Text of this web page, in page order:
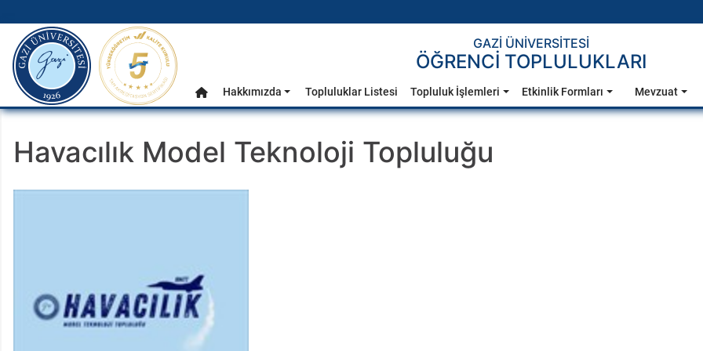
Ana Menü
gazi.edu.tr
GAZİ ÜNİVERSİTESİ
ÖĞRENCİ TOPLULUKLARI
Anasayfa
Hakkımızda Topluluklar Listesi Topluluk İşlemleri Etkinlik Formları Mevzuat
Havacılık Model Teknoloji Topluluğu